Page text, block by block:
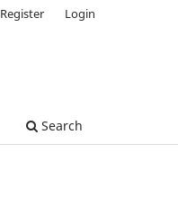
Search
Register Login